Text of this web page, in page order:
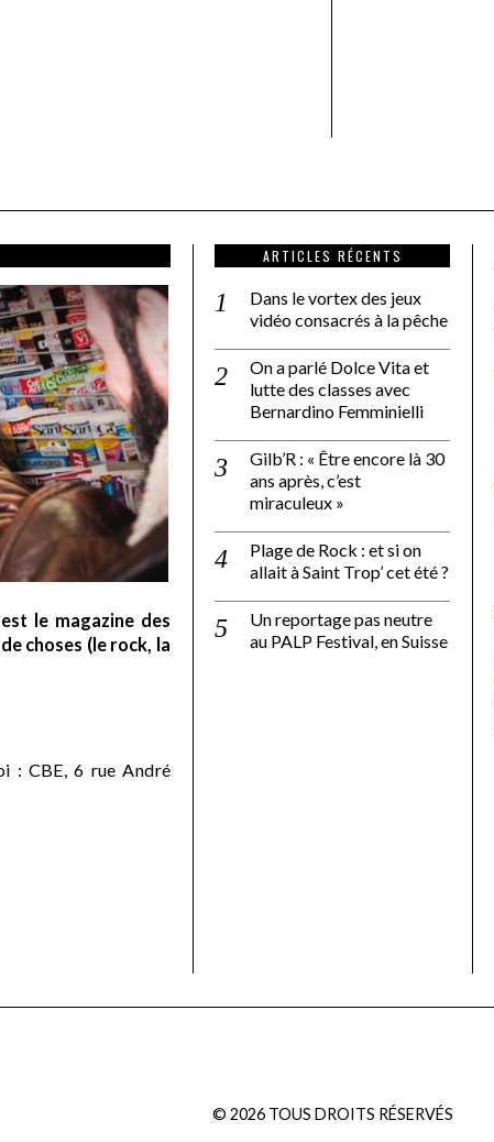
le magazine des
choses (le rock, la
: CBE, 6 rue André
ARTICLES RÉCENTS
Dans le vortex des jeux
vidéo consacrés à la pêche
On a parlé Dolce Vita et
lutte des classes avec
Bernardino Femminielli
Gilb’R : « Être encore là 30
ans après, c’est
miraculeux »
Plage de Rock : et si on
allait à Saint Trop’ cet été ?
Un reportage pas neutre
au PALP Festival, en Suisse
© 2026TOUS DROITS RÉSERVÉS